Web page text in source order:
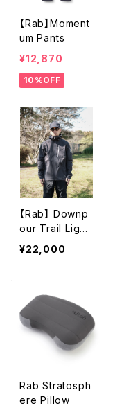
【Rab】Moment
um Pants
¥12,870
10%OFF
【Rab】 Downp
our Trail Light
Jacket
¥22,000
Rab Stratosph
ere Pillow